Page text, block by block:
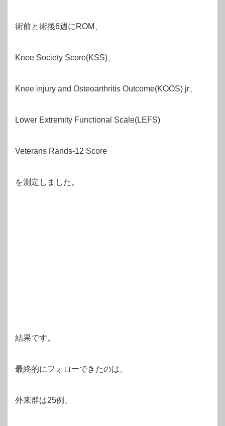
術前と術後6週にROM、
Knee Society Score(KSS)、
Knee injury and Osteoarthritis Outcome(KOOS) jr、
Lower Extremity Functional Scale(LEFS)
Veterans Rands-12 Score
を測定しました。
結果です。
最終的にフォローできたのは、
外来群は25例、